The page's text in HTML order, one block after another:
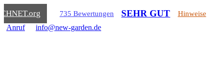
.org 735 Bewertungen SEHR GUT
Hinweise
Anruf
info@new-garden.de